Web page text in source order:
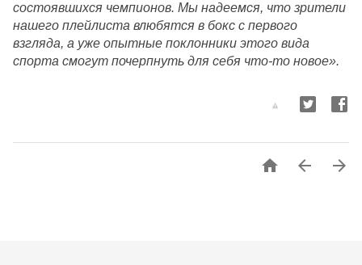
состоявшихся чемпионов. Мы надеемся, что зрители
нашего плейлиста влюбятся в бокс с первого
взгляда, а уже опытные поклонники этого вида
спорта смогут почерпнуть для себя что-то новое».
  